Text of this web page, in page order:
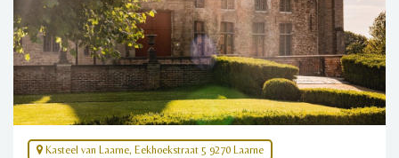
Kasteel van Laarne, Eekhoekstraat 5 9270 Laarne